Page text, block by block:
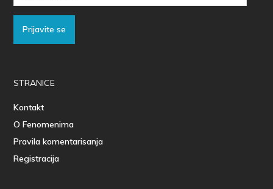
Prijavite se
STRANICE
Kontakt
O Fenomenima
Pravila komentarisanja
Registracija